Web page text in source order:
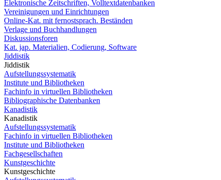
Elektronische Zeitschriften, Volltextdatenbanken
Vereinigungen und Einrichtungen
Online-Kat. mit fernostsprach. Beständen
Verlage und Buchhandlungen
Diskussionsforen
Kat. jap. Materialien, Codierung, Software
Jiddistik
Jiddistik
Aufstellungssystematik
Institute und Bibliotheken
Fachinfo in virtuellen Bibliotheken
Bibliographische Datenbanken
Kanadistik
Kanadistik
Aufstellungssystematik
Fachinfo in virtuellen Bibliotheken
Institute und Bibliotheken
Fachgesellschaften
Kunstgeschichte
Kunstgeschichte